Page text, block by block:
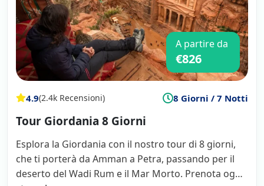
A partire da
€826
4.9(2.4k Recensioni) 8 Giorni / 7 Notti
Tour Giordania 8 Giorni
Esplora la Giordania con il nostro tour di 8 giorni,
che ti porterà da Amman a Petra, passando per il
deserto del Wadi Rum e il Mar Morto. Prenota oggi